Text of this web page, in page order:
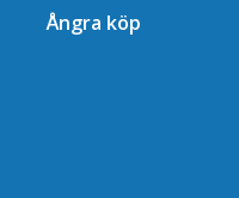
Ångra köp